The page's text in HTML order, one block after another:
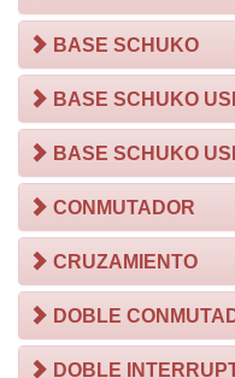
BASE SCHUKO
BASE SCHUKO
BASE SCHUKO
CONMUTADOR
CRUZAMIENTO
DOBLE
DOBLE